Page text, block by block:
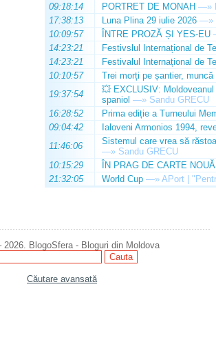
09:18:14
PORTRET DE MONAH —»
17:38:13
Luna Plina 29 iulie 2026 —»
10:09:57
ÎNTRE PROZĂ ȘI YES-EU
14:23:21
Festivslul Internațional de
14:23:21
Festivalul Internațional de
10:10:57
Trei morți pe șantier, muncă
19:37:54
💥 EXCLUSIV:
spaniol —» Sandu GRECU
16:28:52
Prima ediție a Turneului
09:04:42
Ialoveni Armonios 1994,
11:46:06
Sistemul care vrea să
—» Sandu GRECU
10:15:29
ÎN PRAG DE CARTE NOUĂ
21:32:05
World Cup —» APort |
2026. BlogoSfera - Bloguri din Moldova
Căutare avansată